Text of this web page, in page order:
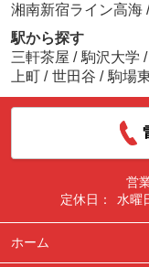
湘南新宿ライン高海 /
駅から探す
三軒茶屋 / 駒沢大学 /
上町 / 世田谷 / 駒場
営
定休日：
水曜
ホーム